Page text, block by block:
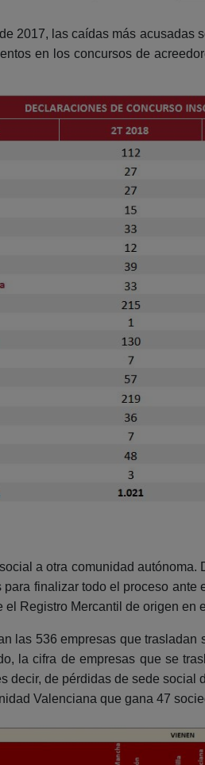
2017, las caídas más
en los concursos de
a otra comunidad
finalizar todo el proceso
Registro Mercantil de origen en
las 536 empresas que
la cifra de empresas que se
decir, de pérdidas de sede
Valenciana que gana 47